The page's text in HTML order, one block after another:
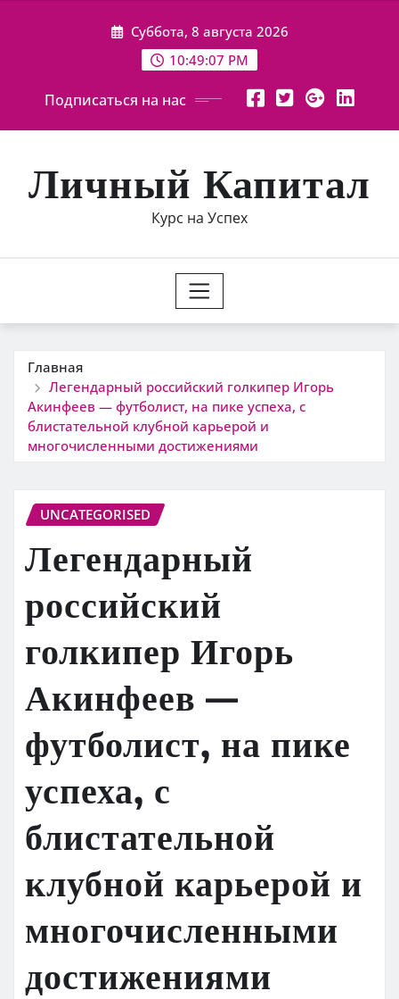
Суббота, 8 августа 2026
10:49:08 PM
Подписаться на нас
Личный Капитал
Курс на Успех
Главная
Легендарный российский голкипер Игорь
Акинфеев — футболист, на пике успеха, с
блистательной клубной карьерой и
многочисленными достижениями
UNCATEGORISED
Легендарный
российский
голкипер Игорь
Акинфеев —
футболист, на пике
успеха, с
блистательной
клубной карьерой и
многочисленными
достижениями